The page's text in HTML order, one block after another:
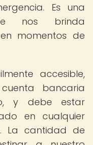
Es una
nos brinda
momentos de
accesible,
bancaria
y debe estar
en cualquier
La cantidad de